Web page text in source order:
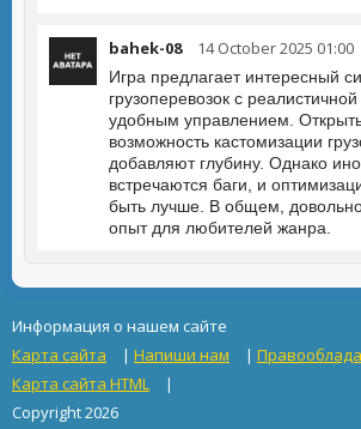
bahek-08 14 October 2025 01:00
Игра предлагает интересный
грузоперевозок с
удобным управлением.
возможность кастомизации
добавляют глубину. Однако
встречаются баги, и
быть лучше. В общем,
опыт для любителей жанра.
Информация о нашем сайте
Карта сайта
| Напиши нам |
Карта сайта HTML
|
Copyright 2026